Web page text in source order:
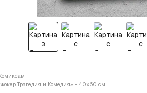
Трагедия и Комедия» - 40х60 см